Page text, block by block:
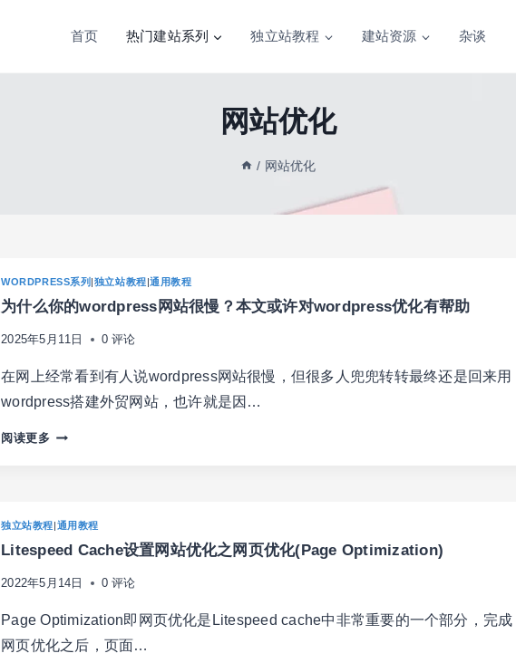
首页 热门建站系列 独立站教程 建站资源 杂谈
网站优化
/ 网站优化
WORDPRESS系列 |独立站教程|通用教程
为什么你的wordpress网站很慢？本文或许对wordpress优化有帮助
2025年5月11日 0 评论
在网上经常看到有人说wordpress网站很慢，但很多人兜兜转转最终还是回来用
wordpress搭建外贸网站，也许就是因…
阅读更多 为
WORDPRESS
网
很
慢？
文
独立站教程|通用教程
Litespeed Cache设置网站优化之网页优化(Page Optimization)
2022年5月14日 0 评论
Page Optimization即网页优化是Litespeed cache中非常重要的一个部分，完成
网页优化之后，页面…